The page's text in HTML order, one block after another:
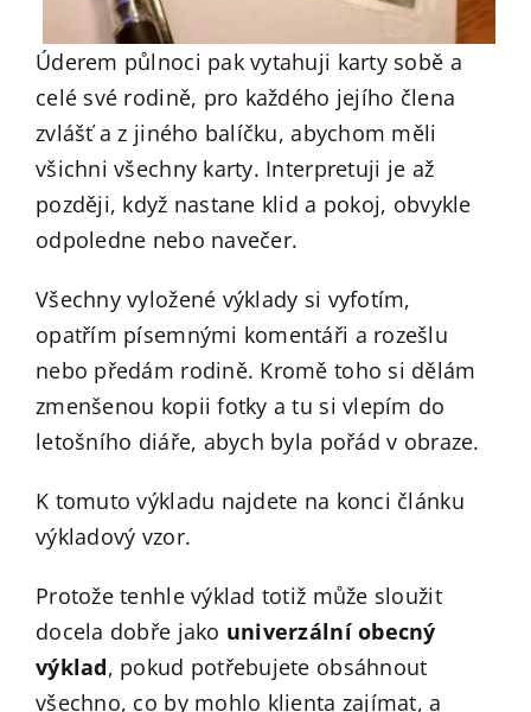
Úderem půlnoci pak vytahuji karty sobě a
celé své rodině, pro každého jejího člena
zvlášť a z jiného balíčku, abychom měli
všichni všechny karty. Interpretuji je až
později, když nastane klid a pokoj, obvykle
odpoledne nebo navečer.
Všechny vyložené výklady si vyfotím,
opatřím písemnými komentáři a rozešlu
nebo předám rodině. Kromě toho si dělám
zmenšenou kopii fotky a tu si vlepím do
letošního diáře, abych byla pořád v obraze.
K tomuto výkladu najdete na konci článku
výkladový vzor.
Protože tenhle výklad totiž může sloužit
docela dobře jako univerzální obecný
výklad, pokud potřebujete obsáhnout
všechno, co by mohlo klienta zajímat, a